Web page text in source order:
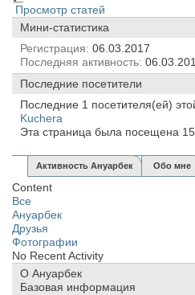
Просмотр статей
Мини-статистика
Регистрация 06.03.2017
Последняя активность
Последние посетители
Последние 1 посетителя(ей)
Kuchera
Эта страница была посещена
Активность Ануарбек Обо мне
Content
Все
Ануарбек
Друзья
Фотографии
No Recent Activity
О Ануарбек
Базовая информация